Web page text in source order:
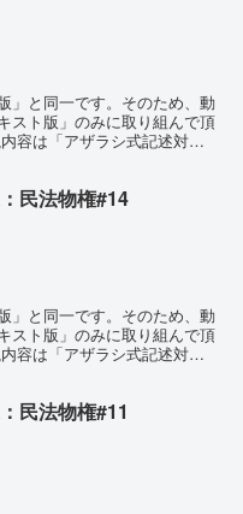
」と同一です。そのため、動
スト版」のみに取り組んで頂
容は「アザラシ式記述対策
民法物権#14
」と同一です。そのため、動
スト版」のみに取り組んで頂
容は「アザラシ式記述対策
民法物権#11